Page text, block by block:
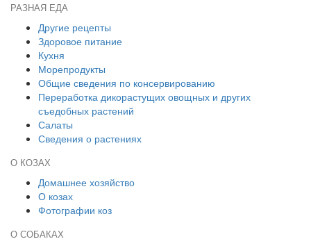
РАЗНАЯ ЕДА
Другие рецепты
Здоровое питание
Кухня
Морепродукты
Общие сведения по консервированию
Переработка дикорастущих овощных и других
съедобных растений
Салаты
Сведения о растениях
О КОЗАХ
Домашнее хозяйство
О козах
Фотографии коз
О СОБАКАХ